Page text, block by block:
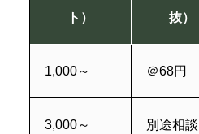
ト）
抜）
1,000～ ＠68円
3,000～ 別途相談